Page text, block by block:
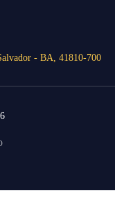
- BA, 41810-700